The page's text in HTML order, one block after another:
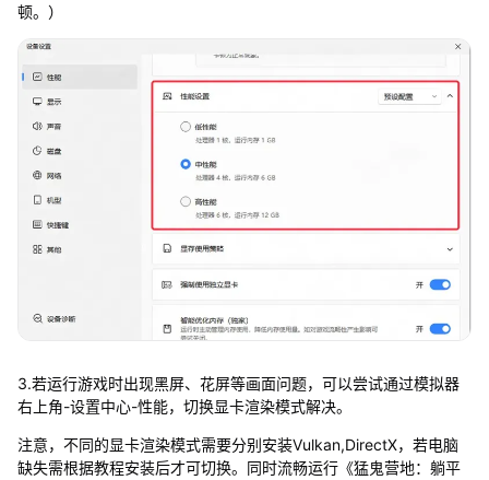
顿。）
3.若运行游戏时出现黑屏、花屏等画面问题，可以尝试通过模拟器
右上角-设置中心-性能，切换显卡渲染模式解决。
注意，不同的显卡渲染模式需要分别安装Vulkan,DirectX，若电脑
缺失需根据教程安装后才可切换。同时流畅运行《猛鬼营地：躺平